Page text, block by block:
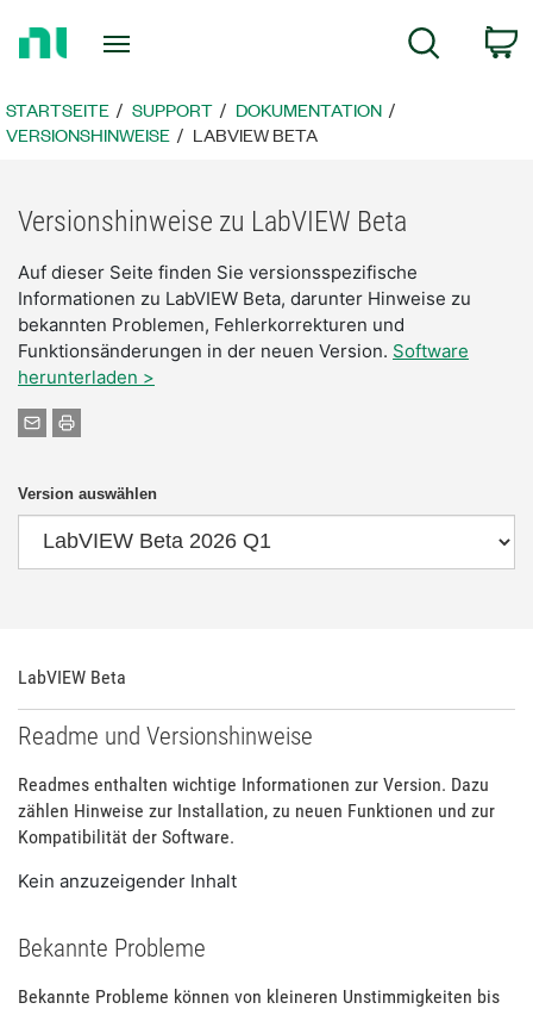
zur
Suche
STARTSEITE SUPPORT
DOKUMENTATION
VERSIONSHINWEISE
LABVIEW BETA
Versionshinweise zu LabVIEW Beta
Auf dieser Seite finden Sie versionsspezifische
Informationen zu LabVIEW Beta, darunter Hinweise zu
bekannten Problemen, Fehlerkorrekturen und
Funktionsänderungen in der neuen Version. Software
herunterladen >
Version auswählen
LabVIEW Beta
Readme und Versionshinweise
Readmes enthalten wichtige Informationen zur Version. Dazu
zählen Hinweise zur Installation, zu neuen Funktionen und zur
Kompatibilität der Software.
Kein anzuzeigender Inhalt
Bekannte Probleme
Bekannte Probleme können von kleineren Unstimmigkeiten bis